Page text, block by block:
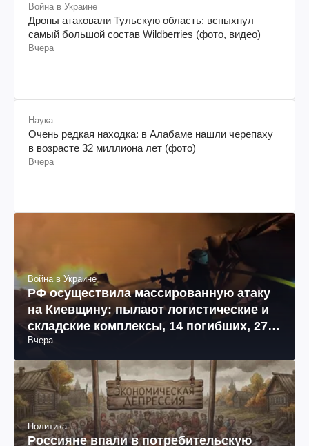
Война в Украине
Дроны атаковали Тульскую область: вспыхнул
самый большой состав Wildberries (фото, видео)
Вчера
Наука
Очень редкая находка: в Алабаме нашли черепаху
в возрасте 32 миллиона лет (фото)
Вчера
Война в Украине
РФ осуществила массированную атаку
на Киевщину: пылают логистические и
складские комплексы, 14 погибших, 27
раненых (фото, видео)
Вчера
Политика
Россияне впали в потребительскую